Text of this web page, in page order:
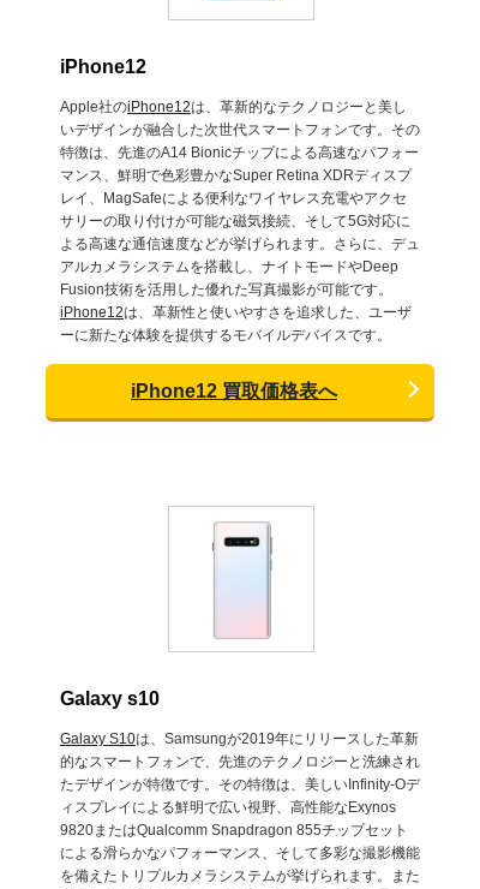
iPhone12
Apple社のiPhone12は、革新的なテクノロジーと美し
いデザインが融合した次世代スマートフォンです。その
特徴は、先進のA14 Bionicチップによる高速なパフォー
マンス、鮮明で色彩豊かなSuper Retina XDRディスプ
レイ、MagSafeによる便利なワイヤレス充電やアクセ
サリーの取り付けが可能な磁気接続、そして5G対応に
よる高速な通信速度などが挙げられます。さらに、デュ
アルカメラシステムを搭載し、ナイトモードやDeep
Fusion技術を活用した優れた写真撮影が可能です。
iPhone12は、革新性と使いやすさを追求した、ユーザ
ーに新たな体験を提供するモバイルデバイスです。
iPhone12 買取価格表へ
Galaxy s10
Galaxy S10は、Samsungが2019年にリリースした革新
的なスマートフォンで、先進のテクノロジーと洗練され
たデザインが特徴です。その特徴は、美しいInfinity-Oデ
ィスプレイによる鮮明で広い視野、高性能なExynos
9820またはQualcomm Snapdragon 855チップセット
による滑らかなパフォーマンス、そして多彩な撮影機能
を備えたトリプルカメラシステムが挙げられます。また